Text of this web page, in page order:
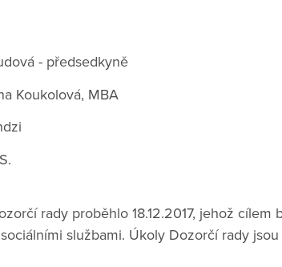
- předsedkyně
Koukolová, MBA
rady proběhlo 18.12.2017, jehož
službami. Úkoly Dozorčí rady